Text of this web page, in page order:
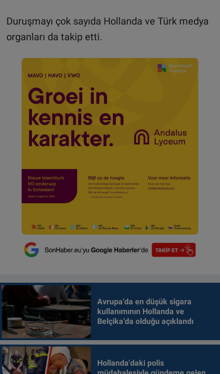
Duruşmayı çok sayıda Hollanda ve Türk medya
organları da takip etti.
Avrupa’da en düşük sigara
kullanımının Hollanda ve
Belçika’da olduğu açıklandı
Hollanda'daki polis